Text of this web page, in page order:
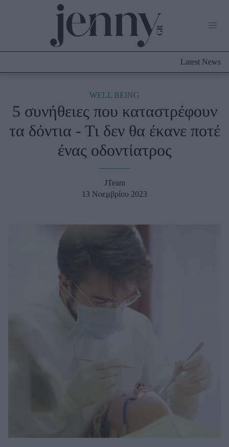
Culture
Fashion
Shopping
Μαλλιά - Νύχια
Well being
Πρόσωπα
Latest News
WELL BEING
5 συνήθειες που καταστρέφουν
τα δόντια - Τι δεν θα έκανε ποτέ
ένας οδοντίατρος
JTeam
13 Νοεμβρίου 2023